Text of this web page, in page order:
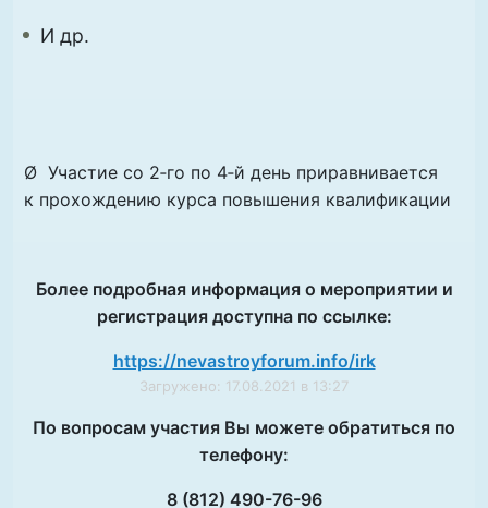
И др.
Ø Участие со 2‑го по 4‑й день приравнивается
к прохождению курса повышения квалификации
Более подробная информация о мероприятии и
регистрация доступна по ссылке:
https://nevastroyforum.info/irk
Загружено: 17.08.2021 в 13:27
По вопросам участия Вы можете обратиться по
телефону:
8 (812) 490-76-96